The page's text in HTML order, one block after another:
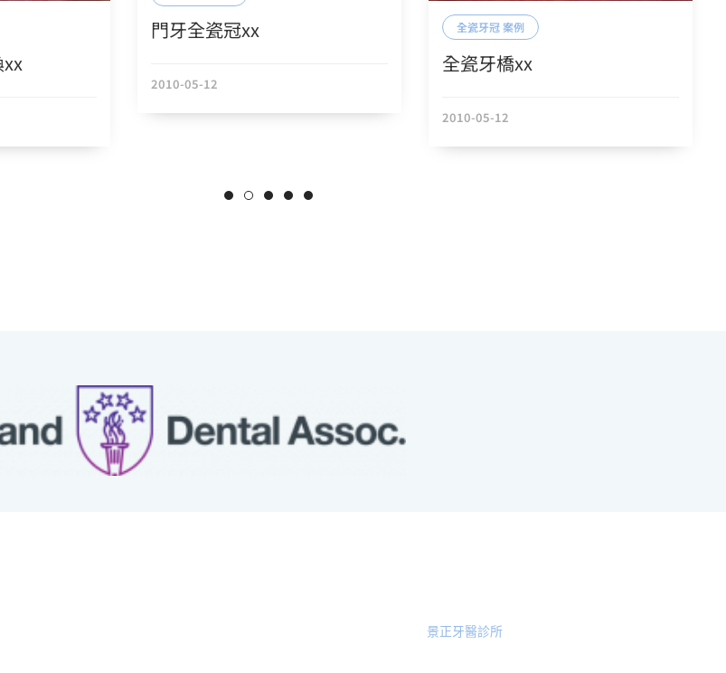
門牙全瓷冠xx
2010-05-12
全瓷牙冠 案例
全瓷牙橋xx
2010-05-12
景正牙醫診所